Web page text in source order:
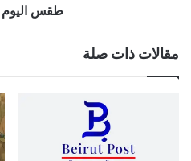
طقس اليوم ٢٥ آذار
مقالات ذات صلة